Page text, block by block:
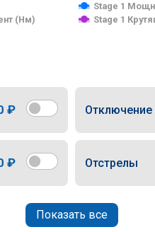
Stage 1
(Нм)
Stage 1
₽ Отключение
₽ Отстрелы
Показать все